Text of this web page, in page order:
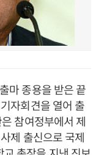
마 종용을 받은 끝
자회견을 열어 출
참여정부에서 제
제 출신으로 국제